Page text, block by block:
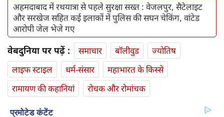
अहमदाबाद में रथयात्रा से पहले सुरक्षा सख्त : वेजलपुर, सैटेलाइट
और सरखेज सहित कई इलाकों में पुलिस की सघन चेकिंग, वांटेड
आरोपी जेल भेजे गए
वेबदुनिया पर पढ़ें : समाचार बॉलीवुड
ज्योतिष
लाइफ स्‍टाइल
धर्म-संसार
महाभारत के किस्से
रामायण की कहानियां
रोचक और रोमांचक